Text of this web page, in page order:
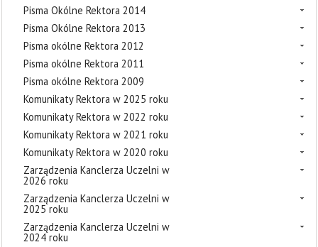
Pisma Okólne Rektora 2014
Pisma Okólne Rektora 2013
Pisma okólne Rektora 2012
Pisma okólne Rektora 2011
Pisma okólne Rektora 2009
Komunikaty Rektora w 2025 roku
Komunikaty Rektora w 2022 roku
Komunikaty Rektora w 2021 roku
Komunikaty Rektora w 2020 roku
Zarządzenia Kanclerza Uczelni w
2026 roku
Zarządzenia Kanclerza Uczelni w
2025 roku
Zarządzenia Kanclerza Uczelni w
2024 roku